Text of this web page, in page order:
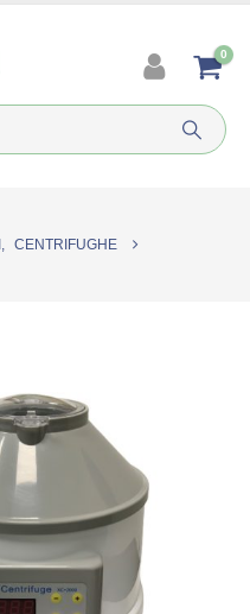
0
, CENTRIFUGHE